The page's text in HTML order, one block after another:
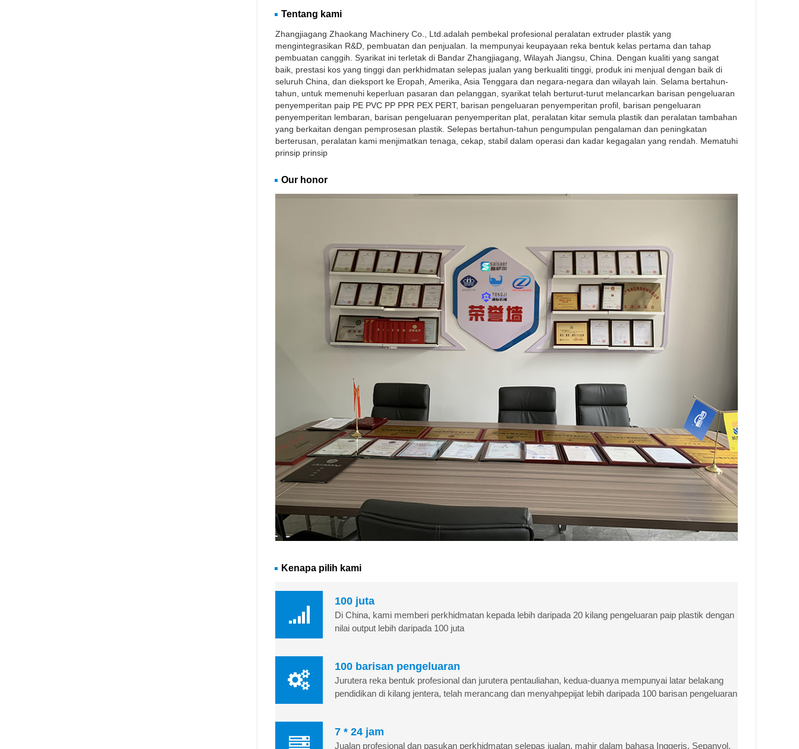
Tentang kami
Zhangjiagang Zhaokang Machinery Co., Ltd.adalah pembekal profesional peralatan extruder plastik yang
mengintegrasikan R&D, pembuatan dan penjualan. Ia mempunyai keupayaan reka bentuk kelas pertama dan tahap
pembuatan canggih. Syarikat ini terletak di Bandar Zhangjiagang, Wilayah Jiangsu, China. Dengan kualiti yang sangat
baik, prestasi kos yang tinggi dan perkhidmatan selepas jualan yang berkualiti tinggi, produk ini menjual dengan baik di
seluruh China, dan dieksport ke Eropah, Amerika, Asia Tenggara dan negara-negara dan wilayah lain. Selama bertahun-
tahun, untuk memenuhi keperluan pasaran dan pelanggan, syarikat telah berturut-turut melancarkan barisan pengeluaran
penyemperitan paip PE PVC PP PPR PEX PERT, barisan pengeluaran penyemperitan profil, barisan pengeluaran
penyemperitan lembaran, barisan pengeluaran penyemperitan plat, peralatan kitar semula plastik dan peralatan tambahan
yang berkaitan dengan pemprosesan plastik. Selepas bertahun-tahun pengumpulan pengalaman dan peningkatan
berterusan, peralatan kami menjimatkan tenaga, cekap, stabil dalam operasi dan kadar kegagalan yang rendah. Mematuhi
prinsip prinsip
Our honor
Kenapa pilih kami
100 juta
Di China, kami memberi perkhidmatan kepada lebih daripada 20 kilang pengeluaran paip plastik dengan
nilai output lebih daripada 100 juta
100 barisan pengeluaran
Jurutera reka bentuk profesional dan jurutera pentauliahan, kedua-duanya mempunyai latar belakang
pendidikan di kilang jentera, telah merancang dan menyahpepijat lebih daripada 100 barisan pengeluaran
7 * 24 jam
Jualan profesional dan pasukan perkhidmatan selepas jualan, mahir dalam bahasa Inggeris, Sepanyol,